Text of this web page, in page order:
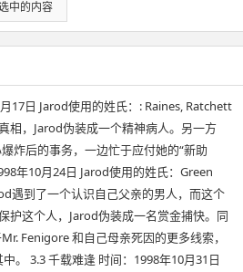
中的内容
17日 Jarod使用的姓氏：: Raines, Ratchett
相，Jarod伪装成一个精神病人。另一方
炸后的事务，一边忙于应付她的“新助
年10月24日 Jarod使用的姓氏：Green
遇到了一个认识自己父亲的男人，而这个
护这个人，Jarod伪装成一名赏金捕快。同
Fenigore 和自己母亲死因的更多线索，
。 3.3 千载难逢 时间：1998年10月31日